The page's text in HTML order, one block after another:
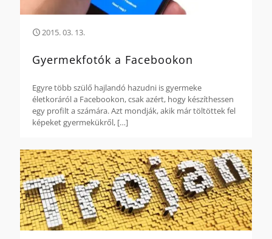
2015. 03. 13.
Gyermekfotók a Facebookon
Egyre több szülő hajlandó hazudni is gyermeke
életkoráról a Facebookon, csak azért, hogy készíthessen
egy profilt a számára. Azt mondják, akik már töltöttek fel
képeket gyermekükről, […]